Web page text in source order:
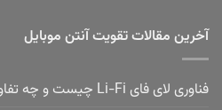
آخرین مقالات تقویت آنتن موبایل
فناوری لای فای Li-Fi چیست و چه تفاوتی با وای فای Wi-Fi دارد؟